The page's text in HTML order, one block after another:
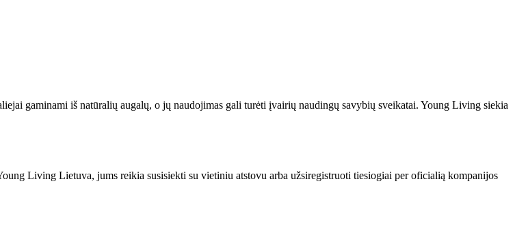
gaminami iš natūralių augalų, o jų naudojimas gali turėti įvairių naudingų savybių sveikatai. Young Living siekia
Living Lietuva, jums reikia susisiekti su vietiniu atstovu arba užsiregistruoti tiesiogiai per oficialią kompanijos